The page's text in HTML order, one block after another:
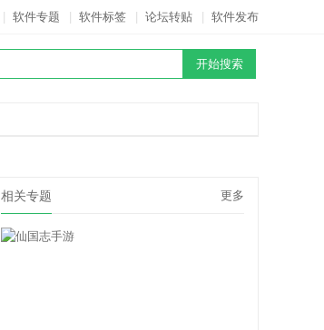
软件专题 软件标签 论坛转贴 软件发布
相关专题 更多